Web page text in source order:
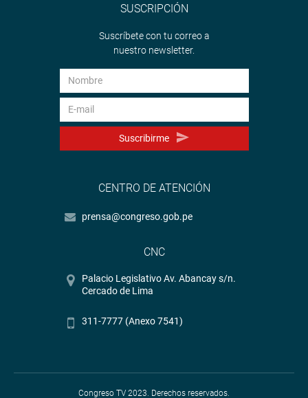
SUSCRIPCIÓN
Suscríbete con tu correo a
nuestro newsletter.
Suscribirme
CENTRO DE ATENCIÓN
prensa@congreso.gob.pe
CNC
Palacio Legislativo Av. Abancay s/n.
Cercado de Lima
311-7777 (Anexo 7541)
Congreso TV 2023. Derechos reservados.